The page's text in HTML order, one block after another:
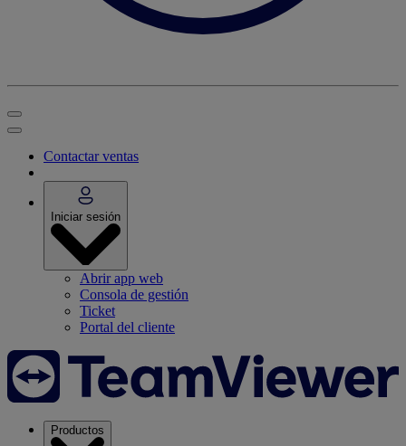
Contactar ventas
Iniciar sesión
Abrir app web
Consola de gestión
Ticket
Portal del cliente
Productos